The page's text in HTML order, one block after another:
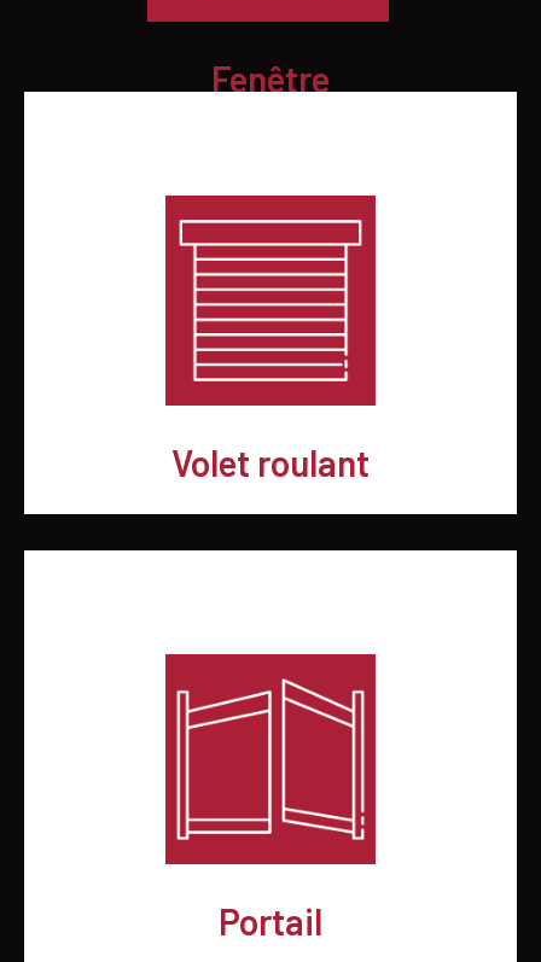
Fenêtre
Volet roulant
Portail